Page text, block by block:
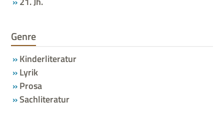
Genre
Kinderliteratur
Lyrik
Prosa
Sachliteratur